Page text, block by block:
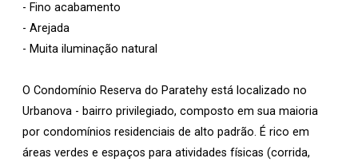
- Fino acabamento
- Arejada
- Muita iluminação natural
O Condomínio Reserva do Paratehy está localizado no
Urbanova - bairro privilegiado, composto em sua maioria
por condomínios residenciais de alto padrão. É rico em
áreas verdes e espaços para atividades físicas (corrida,